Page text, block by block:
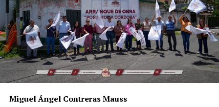
Miguel Ángel Contreras Mauss